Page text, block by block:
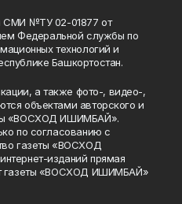
СМИ №ТУ 02-01877 от
Федеральной службы по
технологий и
Башкортостан.
а также фото-, видео-,
объектами авторского и
«ВОСХОД ИШИМБАЙ».
по согласованию с
газеты «ВОСХОД
изданий прямая
газеты «ВОСХОД ИШИМБАЙ»